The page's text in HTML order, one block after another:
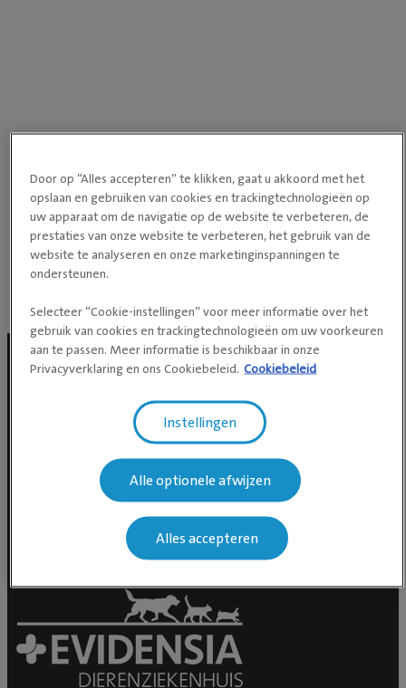
TERUG NAAR
KAAKCHIRURGIE EN
Door op “Alles accepteren” te klikken, gaat u akkoord met het
opslaan en gebruiken van cookies en trackingtechnologieën op
uw apparaat om de navigatie op de website te verbeteren, de
prestaties van onze website te verbeteren, het gebruik van de
website te analyseren en onze marketinginspanningen te
ondersteunen.
Selecteer “Cookie-instellingen” voor meer informatie over het
gebruik van cookies en trackingtechnologieën om uw voorkeuren
aan te passen. Meer informatie is beschikbaar in onze
Privacyverklaring en ons Cookiebeleid. Cookiebeleid
Instellingen
Alle optionele afwijzen
Alles accepteren